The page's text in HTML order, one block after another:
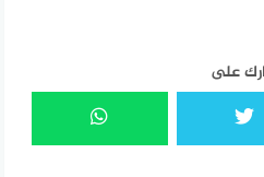
على